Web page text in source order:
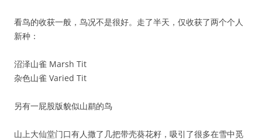
看鸟的收获一般，鸟况不是很好。走了半天，仅收获了两个个人
新种：
沼泽山雀 Marsh Tit
杂色山雀 Varied Tit
另有一屁股版貌似山鹛的鸟
山上大仙堂门口有人撒了几把带壳葵花籽，吸引了很多在雪中觅